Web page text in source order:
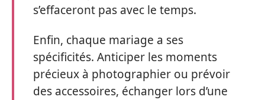
s’effaceront pas avec le temps.
Enfin, chaque mariage a ses
spécificités. Anticiper les moments
précieux à photographier ou prévoir
des accessoires, échanger lors d’une